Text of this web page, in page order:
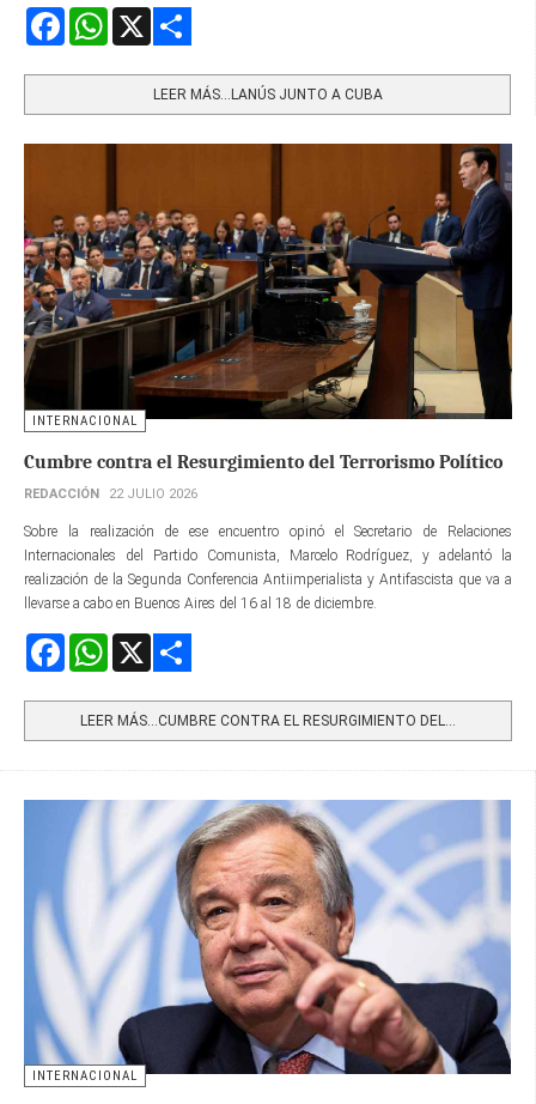
FacebookWhatsApp
LEER MÁS…LANÚS JUNTO A CUBA
INTERNACIONAL
Cumbre contra el Resurgimiento del Terrorismo Político
REDACCIÓN 22 JULIO 2026
Sobre la realización de ese encuentro opinó el Secretario de Relaciones
Internacionales del Partido Comunista, Marcelo Rodríguez, y adelantó la
realización de la Segunda Conferencia Antiimperialista y Antifascista que va a
llevarse a cabo en Buenos Aires del 16 al 18 de diciembre.
FacebookWhatsApp
LEER MÁS…CUMBRE CONTRA EL RESURGIMIENTO DEL...
INTERNACIONAL